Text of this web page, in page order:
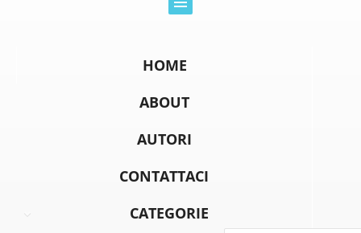
HOME
ABOUT
AUTORI
CONTATTACI
CATEGORIE